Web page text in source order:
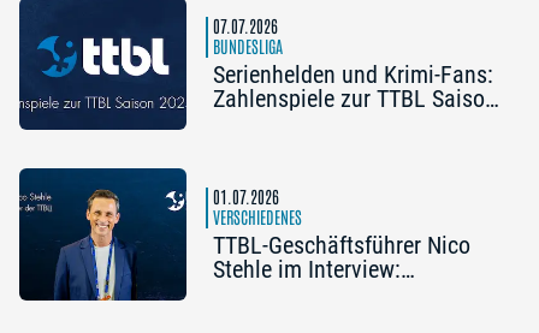
07.07.2026
BUNDESLIGA
Serienhelden und Krimi-Fans:
Zahlenspiele zur TTBL Saison
01.07.2026
VERSCHIEDENES
TTBL-Geschäftsführer Nico
Stehle im Interview: